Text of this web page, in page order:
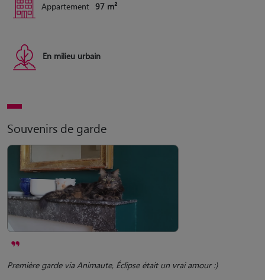
Appartement 97 m²
En milieu urbain
Souvenirs de garde
Première garde via Animaute, Éclipse était un vrai amour :)